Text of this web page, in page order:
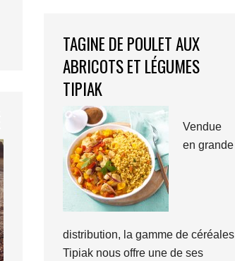
TAGINE DE POULET AUX
ABRICOTS ET LÉGUMES
TIPIAK
Vendue
en grande
distribution, la gamme de céréales
Tipiak nous offre une de ses